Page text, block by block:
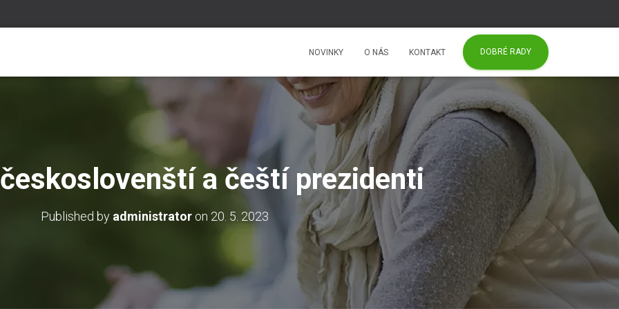
NOVINKY O NÁS KONTAKT DOBRÉ RADY
a čeští prezidenti
Published by administrator on 20. 5. 2023